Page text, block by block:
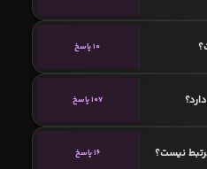
10 پاسخ
107 پاسخ
نیست؟ 16 پاسخ